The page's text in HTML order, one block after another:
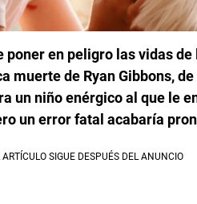
poner en peligro las vidas
muerte de Ryan Gibbons,
un niño enérgico al que le
un error fatal acabaría